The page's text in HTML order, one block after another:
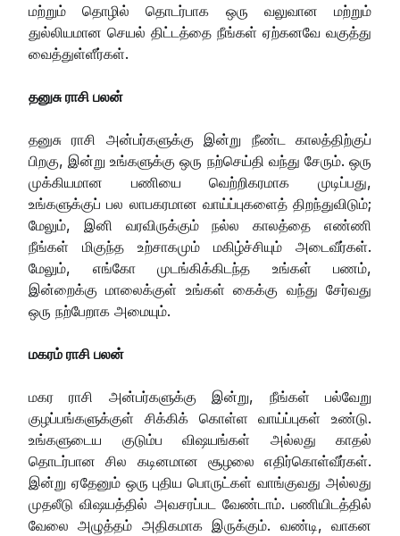
மற்றும் தொழில் தொடர்பாக ஒரு வலுவான மற்றும்
துல்லியமான செயல் திட்டத்தை நீங்கள் ஏற்கனவே வகுத்து
வைத்துள்ளீர்கள்.
தனுசு ராசி பலன்
தனுசு ராசி அன்பர்களுக்கு இன்று நீண்ட காலத்திற்குப்
பிறகு, இன்று உங்களுக்கு ஒரு நற்செய்தி வந்து சேரும். ஒரு
முக்கியமான பணியை வெற்றிகரமாக முடிப்பது,
உங்களுக்குப் பல லாபகரமான வாய்ப்புகளைத் திறந்துவிடும்;
மேலும், இனி வரவிருக்கும் நல்ல காலத்தை எண்ணி
நீங்கள் மிகுந்த உற்சாகமும் மகிழ்ச்சியும் அடைவீர்கள்.
மேலும், எங்கோ முடங்கிக்கிடந்த உங்கள் பணம்,
இன்றைக்கு மாலைக்குள் உங்கள் கைக்கு வந்து சேர்வது
ஒரு நற்பேறாக அமையும்.
மகரம் ராசி பலன்
மகர ராசி அன்பர்களுக்கு இன்று, நீங்கள் பல்வேறு
குழப்பங்களுக்குள் சிக்கிக் கொள்ள வாய்ப்புகள் உண்டு.
உங்களுடைய குடும்ப விஷயங்கள் அல்லது காதல்
தொடர்பான சில கடினமான சூழலை எதிர்கொள்வீர்கள்.
இன்று ஏதேனும் ஒரு புதிய பொருட்கள் வாங்குவது அல்லது
முதலீடு விஷயத்தில் அவசரப்பட வேண்டாம். பணியிடத்தில்
வேலை அழுத்தம் அதிகமாக இருக்கும். வண்டி, வாகன